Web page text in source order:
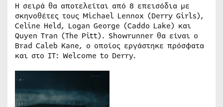
Η σειρά θα αποτελείται από 8 επεισόδια με
σκηνοθέτες τους Michael Lennox (Derry Girls),
Celine Held, Logan George (Caddo Lake) και
Quyen Tran (The Pitt). Showrunner θα είναι ο
Brad Caleb Kane, ο οποίος εργάστηκε πρόσφατα
και στο IT: Welcome to Derry.